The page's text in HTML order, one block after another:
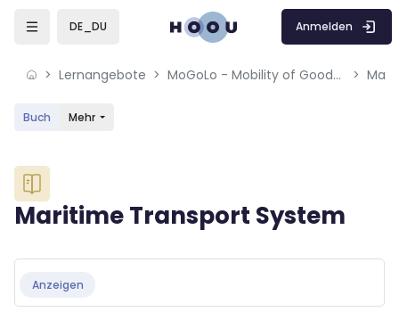
Skip to sidebar navigation menu
Skip to mobile navigation menu
Skip to sidebar hidden blocks
DE_DU Anmelden
Lernangebote MoGoLo - Mobility of Goods and Logistics Systems
Buch Mehr
Blöcke
Maritime Transport System
Anzeigen